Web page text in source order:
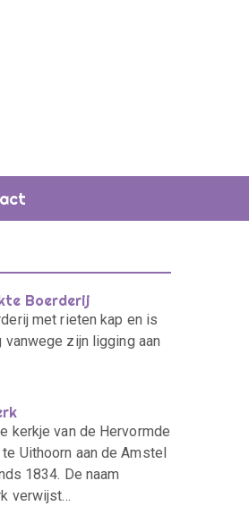
Boerderij
met rieten kap en is
vanwege zijn ligging aan
kerkje van de Hervormde
Uithoorn aan de Amstel
1834. De naam
verwijst…